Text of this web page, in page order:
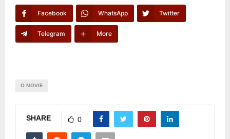
Facebook WhatsApp Twitter
Telegram More
O MOVIE
SHARE 0